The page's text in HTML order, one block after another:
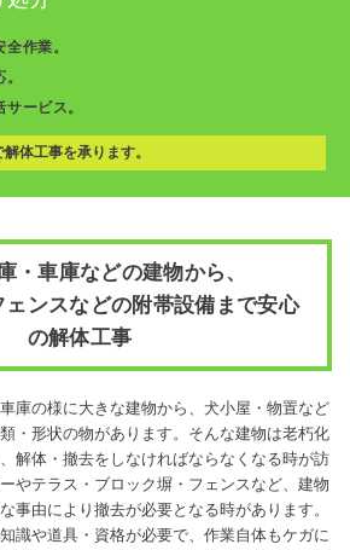
作業。
ービス。
体工事を承ります。
・車庫などの建物から、
ェンスなどの附帯設備まで安心
の解体工事
庫の様に大きな建物から、犬小屋・物置など
・形状の物があります。そんな建物は老朽化
解体・撤去をしなければならなくなる時が訪
やテラス・ブロック塀・フェンスなど、建物
事由により撤去が必要となる時があります。
識や道具・資格が必要で、作業自体もケガに